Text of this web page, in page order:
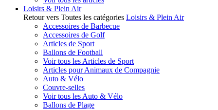
Loisirs & Plein Air
Retour vers Toutes les catégories Loisirs & Plein Air
Accessoires de Barbecue
Accessoires de Golf
Articles de Sport
Ballons de Football
Voir tous les Articles de Sport
Articles pour Animaux de Compagnie
Auto & Vélo
Couvre-selles
Voir tous les Auto & Vélo
Ballons de Plage